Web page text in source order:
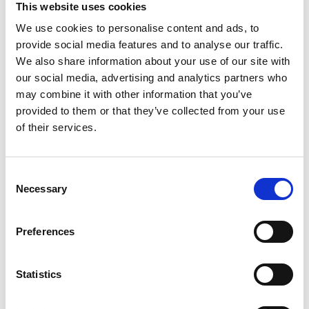
This website uses cookies
We use cookies to personalise content and ads, to
provide social media features and to analyse our traffic.
We also share information about your use of our site with
our social media, advertising and analytics partners who
may combine it with other information that you’ve
provided to them or that they’ve collected from your use
of their services.
Selection
Necessary
Preferences
Statistics
ESSENTIAL 5″ 2-IN-1 SHORTS
56,00€ Original
price
was:
56,00 €.
28,00 €Current
price
is:
28,00 €.
ESSENTIAL 9″ SHORTS 2.0 –
BLACK
50,00€ Original
price
was:
50,00 €.
25,00€Current
price
is:
-60%
Πρόσθήκη
Πρόσθήκη
CORE MESH 2 IN 1 SHORTS –
OriginalCurrent